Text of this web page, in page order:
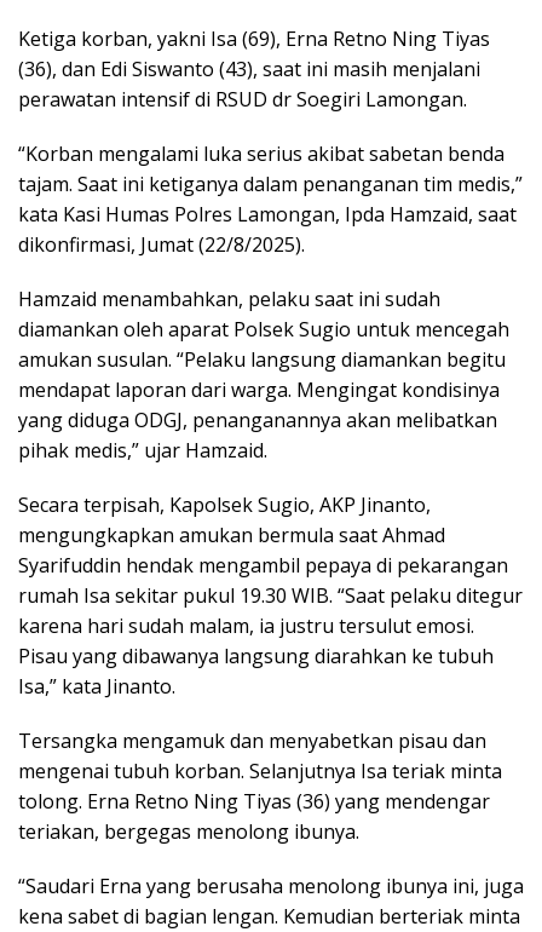
Ketiga korban, yakni Isa (69), Erna Retno Ning Tiyas
(36), dan Edi Siswanto (43), saat ini masih menjalani
perawatan intensif di RSUD dr Soegiri Lamongan.
“Korban mengalami luka serius akibat sabetan benda
tajam. Saat ini ketiganya dalam penanganan tim medis,”
kata Kasi Humas Polres Lamongan, Ipda Hamzaid, saat
dikonfirmasi, Jumat (22/8/2025).
Hamzaid menambahkan, pelaku saat ini sudah
diamankan oleh aparat Polsek Sugio untuk mencegah
amukan susulan. “Pelaku langsung diamankan begitu
mendapat laporan dari warga. Mengingat kondisinya
yang diduga ODGJ, penanganannya akan melibatkan
pihak medis,” ujar Hamzaid.
Secara terpisah, Kapolsek Sugio, AKP Jinanto,
mengungkapkan amukan bermula saat Ahmad
Syarifuddin hendak mengambil pepaya di pekarangan
rumah Isa sekitar pukul 19.30 WIB. “Saat pelaku ditegur
karena hari sudah malam, ia justru tersulut emosi.
Pisau yang dibawanya langsung diarahkan ke tubuh
Isa,” kata Jinanto.
Tersangka mengamuk dan menyabetkan pisau dan
mengenai tubuh korban. Selanjutnya Isa teriak minta
tolong. Erna Retno Ning Tiyas (36) yang mendengar
teriakan, bergegas menolong ibunya.
“Saudari Erna yang berusaha menolong ibunya ini, juga
kena sabet di bagian lengan. Kemudian berteriak minta